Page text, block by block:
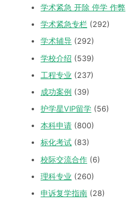
学术紧急 开除 停学 作弊
学术紧急专栏 (292)
学术辅导 (292)
学校介绍 (539)
工程专业 (237)
成功案例 (39)
护学星VIP留学 (56)
本科申请 (800)
标化考试 (83)
校际交流合作 (6)
理科专业 (260)
申诉复学指南 (28)